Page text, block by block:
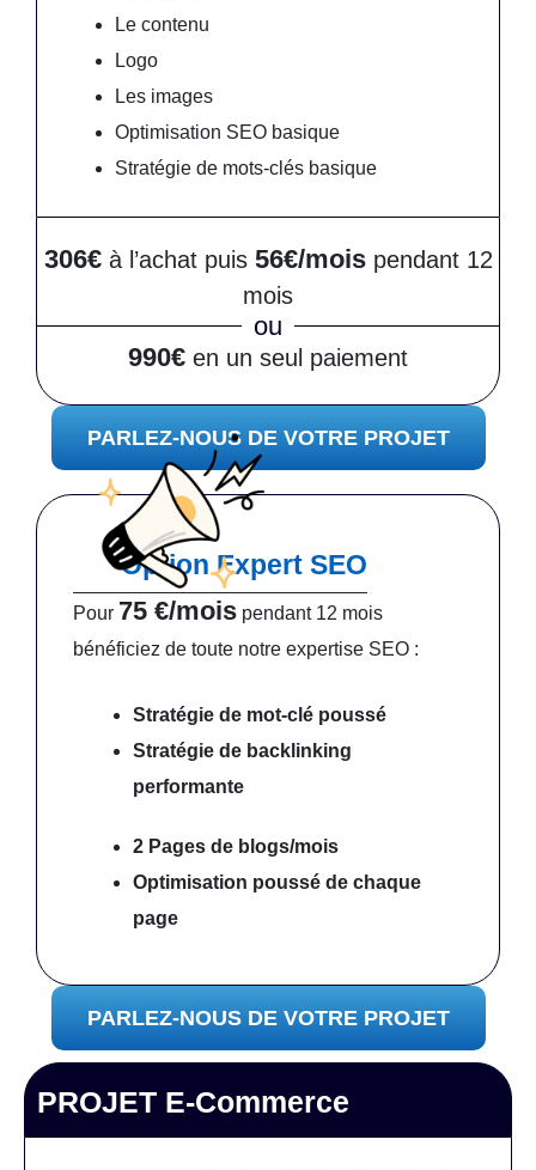
Le contenu
Logo
Les images
Optimisation SEO basique
Stratégie de mots-clés basique
306€ à l’achat puis 56€/mois pendant 12
mois
ou
990€ en un seul paiement
PARLEZ-NOUS DE VOTRE PROJET
Option Expert SEO
Pour 75 €/mois pendant 12 mois
bénéficiez de toute notre expertise SEO :
Stratégie de mot-clé poussé
Stratégie de backlinking
performante
2 Pages de blogs/mois
Optimisation poussé de chaque
page
PARLEZ-NOUS DE VOTRE PROJET
PROJET E-Commerce